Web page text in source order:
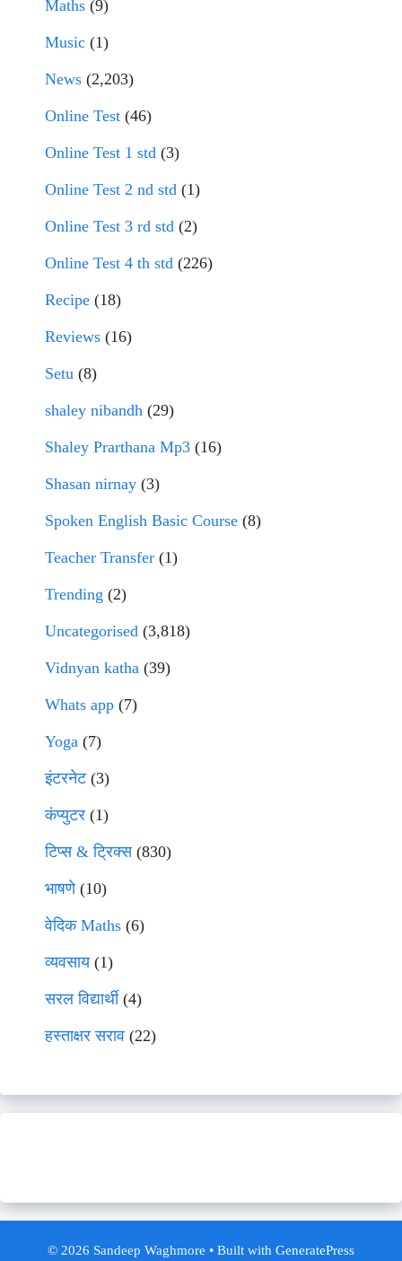
Maths (9)
Music (1)
News (2,203)
Online Test (46)
Online Test 1 std (3)
Online Test 2 nd std (1)
Online Test 3 rd std (2)
Online Test 4 th std (226)
Recipe (18)
Reviews (16)
Setu (8)
shaley nibandh (29)
Shaley Prarthana Mp3 (16)
Shasan nirnay (3)
Spoken English Basic Course (8)
Teacher Transfer (1)
Trending (2)
Uncategorised (3,818)
Vidnyan katha (39)
Whats app (7)
Yoga (7)
इंटरनेट(3)
कंप्युटर (1)
टिप्स & ट्रिक्स(830)
भाषणे(10)
वेदिक Maths (6)
व्यवसाय(1)
सरल विद्यार्थी(4)
हस्ताक्षर सराव (22)
© 2026 Sandeep Waghmore • Built with GeneratePress